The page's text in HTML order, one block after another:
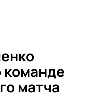
команде
матча